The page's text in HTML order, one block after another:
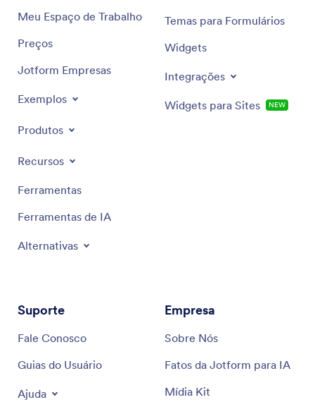
Meu Espaço de Trabalho
Preços
Jotform Empresas
Exemplos
Produtos
Recursos
Ferramentas
Ferramentas de IA
Alternativas
Temas para Formulários
Widgets
Integrações
Widgets para Sites NEW
Suporte
Fale Conosco
Guias do Usuário
Ajuda
Empresa
Sobre Nós
Fatos da Jotform para IA
Mídia Kit